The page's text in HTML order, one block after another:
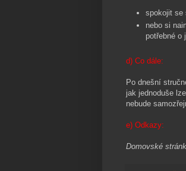
spokojit se
nebo si
potřebné o
d) Co dále:
Po dnešní
jak jednoduše
nebude
e) Odkazy:
Domovské